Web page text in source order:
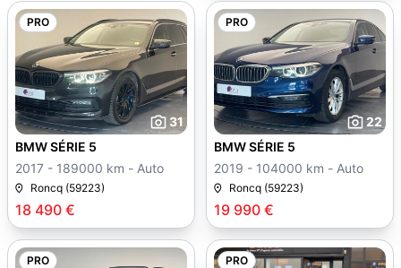
PRO
31
18 490 €
BMW SÉRIE 5
2017 - 189000 km - Auto
Roncq (59223)
PRO
22
19 990 €
BMW SÉRIE 5
2019 - 104000 km - Auto
Roncq (59223)
PRO PRO